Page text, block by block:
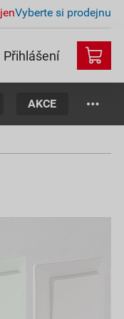
Vyberte si prodejnu
Přihlášení
AKCE